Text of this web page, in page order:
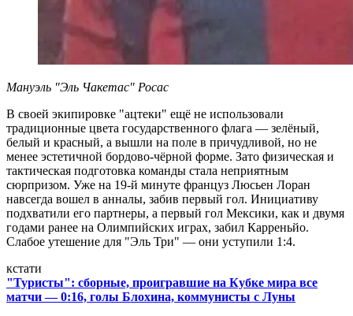
Мануэль "Эль Чакетас" Росас
В своей экипировке "ацтеки" ещё не использовали
традиционные цвета государственного флага — зелёный,
белый и красный, а вышли на поле в причудливой, но не
менее эстетичной бордово-чёрной форме. Зато физическая и
тактическая подготовка команды стала неприятным
сюрпризом. Уже на 19-й минуте француз Люсьен Лоран
навсегда вошел в анналы, забив первый гол. Инициативу
подхватили его партнеры, а первый гол Мексики, как и двумя
годами ранее на Олимпийских играх, забил Карреньйо.
Слабое утешение для "Эль Три" — они уступили 1:4.
кстати
"Туристы": сборные, проигравшие на Кубке мира все
матчи — 0:16, голы Блохина, коммунисты с Луны